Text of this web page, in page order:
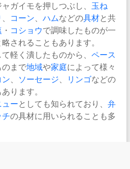
ガイモを押しつぶし、 玉ね
コーン ハムなどの具材と共
・ コショウで調味したものが一
されることもあります。
軽く潰したものから、 ペース
のまで地域や家庭によって様々
ソーセージ リンゴなどの
ります。
ュー としても知られており、 弁
の具材に用いられることも多